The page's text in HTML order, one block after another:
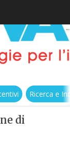
Ricerca e
di